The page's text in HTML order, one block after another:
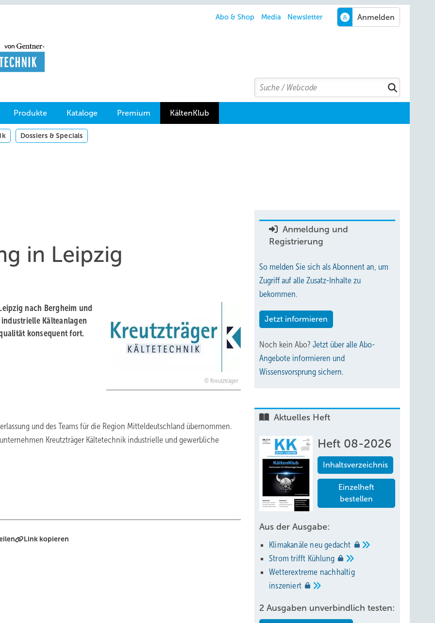
Abo & Shop Media Newsletter
Search
Suchen
Produkte Kataloge Premium KältenKlub
Dossiers & Specials
in Leipzig
Kreutzträger
nach Bergheim und
Kälteanlagen
konsequent fort.
und des Teams für die Region Mitteldeutschland übernommen.
Kreutzträger Kältetechnik industrielle und gewerbliche
Link kopieren
Anmeldung und
Registrierung
So melden Sie sich als Abonnent an, um
Zugriff auf alle Zusatz-Inhalte zu
bekommen.
Jetzt informieren
Noch kein Abo? Jetzt über alle Abo-
Angebote informieren und
Wissensvorsprung sichern.
Aktuelles Heft
Heft 08-2026
Inhaltsverzeichnis
Einzelheft
bestellen
Aus der Ausgabe:
Klimakanäle neugedacht
Strom trifft Kühlung
Wetterextreme nachhaltig
inszeniert
2 Ausgaben unverbindlich testen: